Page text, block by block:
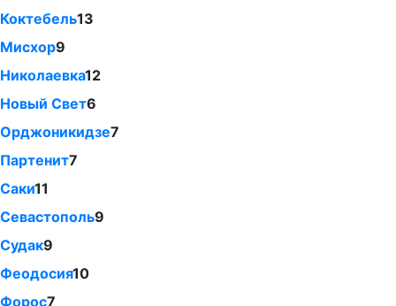
Коктебель13
Мисхор9
Николаевка12
Новый Свет6
Орджоникидзе7
Партенит7
Саки11
Севастополь9
Судак9
Феодосия10
Форос7